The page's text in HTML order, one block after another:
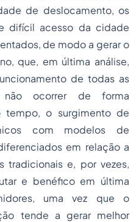
de deslocamento, os
difícil acesso da cidade
de modo a gerar o
que, em última análise,
de todas as
ocorrer de forma
tempo, o surgimento de
com modelos de
em relação a
tradicionais e, por vezes,
e benéfico em última
uma vez que o
tende a gerar melhor